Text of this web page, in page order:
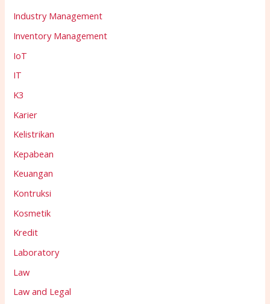
Industry Management
Inventory Management
IoT
IT
K3
Karier
Kelistrikan
Kepabean
Keuangan
Kontruksi
Kosmetik
Kredit
Laboratory
Law
Law and Legal